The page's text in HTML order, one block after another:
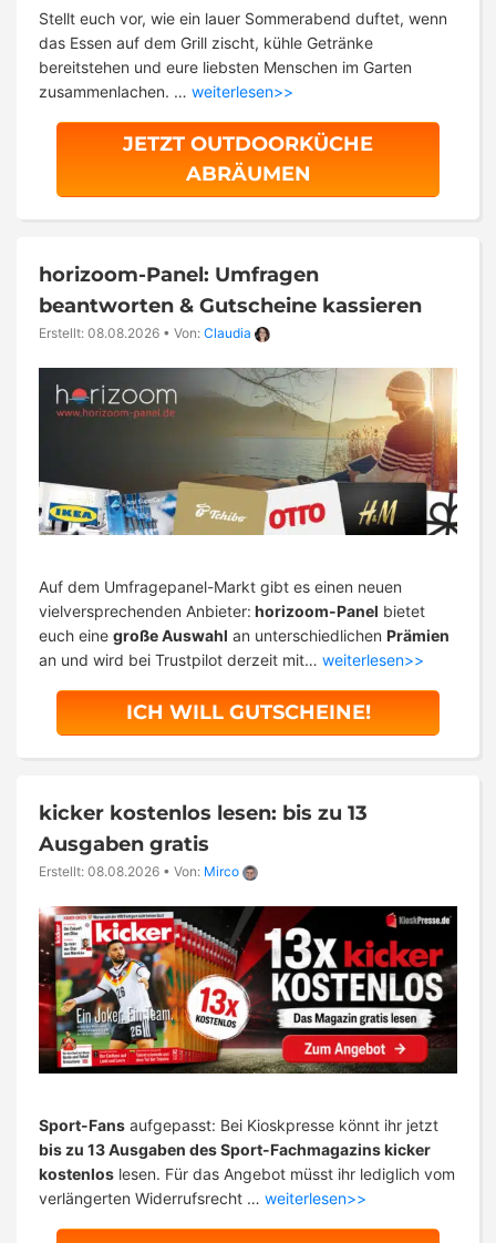
Stellt euch vor, wie ein lauer Sommerabend duftet, wenn
das Essen auf dem Grill zischt, kühle Getränke
bereitstehen und eure liebsten Menschen im Garten
zusammenlachen. … weiterlesen>>
JETZT OUTDOORKÜCHE
ABRÄUMEN
horizoom-Panel: Umfragen
beantworten & Gutscheine kassieren
Erstellt: 08.08.2026 • Von: Claudia
Auf dem Umfragepanel-Markt gibt es einen neuen
vielversprechenden Anbieter: horizoom-Panel bietet
euch eine große Auswahl an unterschiedlichen Prämien
an und wird bei Trustpilot derzeit mit… weiterlesen>>
ICH WILL GUTSCHEINE!
kicker kostenlos lesen: bis zu 13
Ausgaben gratis
Erstellt: 08.08.2026 • Von: Mirco
Sport-Fans aufgepasst: Bei Kioskpresse könnt ihr jetzt
bis zu 13 Ausgaben des Sport-Fachmagazins kicker
kostenlos lesen. Für das Angebot müsst ihr lediglich vom
verlängerten Widerrufsrecht … weiterlesen>>